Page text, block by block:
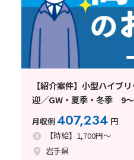
【紹介案件】小型ハイブ
迎／GW・夏季・冬季 9
月収例407,234 円
【時給】1,700円～
岩手県